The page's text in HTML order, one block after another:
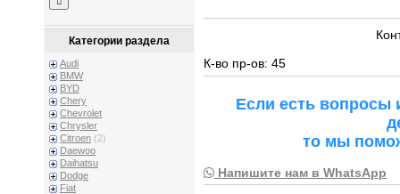
Категории раздела
Audi
BMW
BYD
Chery
Chevrolet
Chrysler
Citroen (2)
Daewoo
Daihatsu
Dodge
Fiat
К-во пр-ов: 45
Если есть
то мы
Напишите нам в WhatsApp